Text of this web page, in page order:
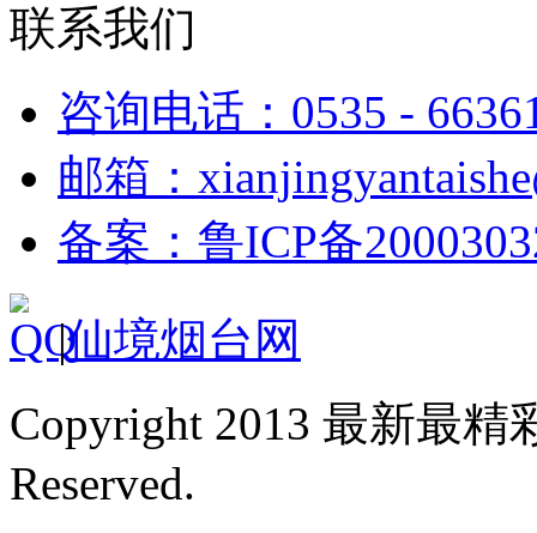
联系我们
咨询电话：0535 -
邮箱：
备案：鲁ICP备
|仙境烟台网
Copyright 2013 最新最
Reserved.